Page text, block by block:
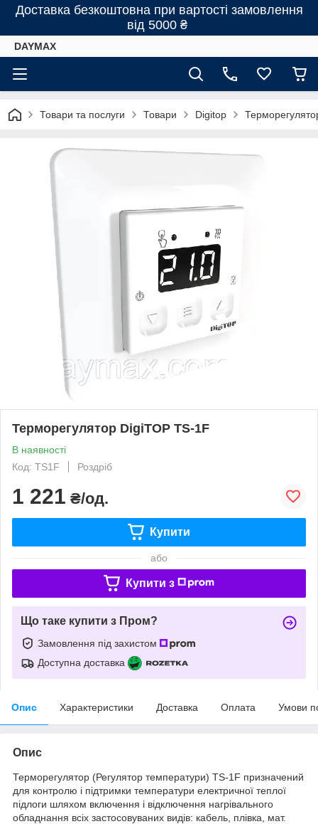
Доставка безкоштовна при вартості замовлення
від 5000 ₴
DAYMAX
Товари та послуги Товари Digitop
Терморегулятор DigiTOP TS-1F
В наявності
Код: TS1F
Роздріб
1 221 ₴/од.
Купити
або
Купити з
Що таке купити з Пром?
Замовлення під захистом
Доступна доставка
Опис Характеристики Доставка Оплата Умови
Опис
Терморегулятор (Регулятор температури) TS-1F призначений
для контролю і підтримки температури електричної теплої
підлоги шляхом включення і відключення нагрівального
обладнання всіх застосовуваних видів: кабель, плівка, мат.